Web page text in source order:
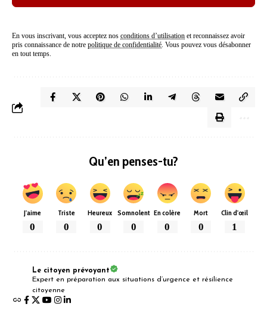
En vous inscrivant, vous acceptez nos conditions d’utilisation et reconnaissez avoir
pris connaissance de notre politique de confidentialité. Vous pouvez vous désabonner
en tout temps.
Qu’en penses-tu?
J'aime
0
Triste
0
Heureux
0
Somnolent
0
En colère
0
Mort
0
Clin d'œil
1
Le citoyen prévoyant
Expert en préparation aux situations d’urgence et résilience
citoyenne